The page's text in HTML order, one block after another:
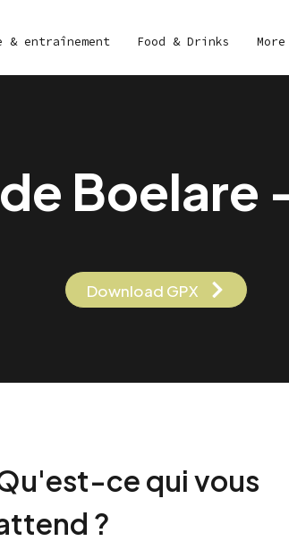
& entraînement Food & Drinks More
Boelare
Download GPX
ce qui vous
?